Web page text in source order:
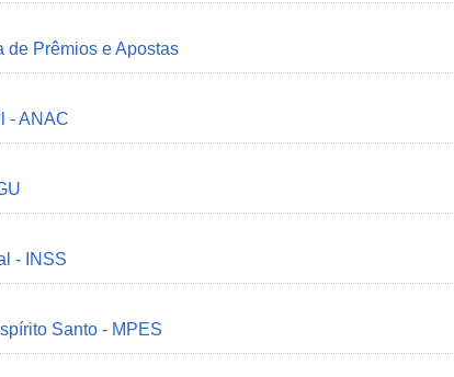
de Prêmios e Apostas
- ANAC
- INSS
Santo - MPES